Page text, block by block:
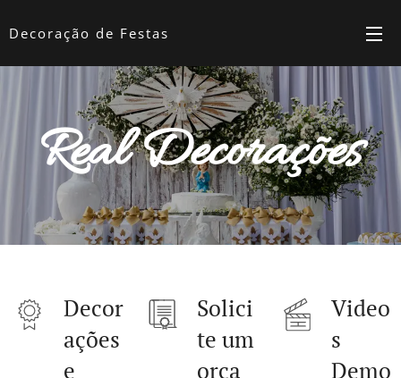
Decoração de Festas
Real Decorações
Decor
ações
e
Solici
te um
orça
Video
s
Demo